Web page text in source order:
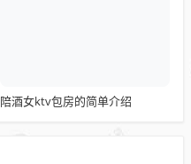
陪酒女ktv包房的简单介绍